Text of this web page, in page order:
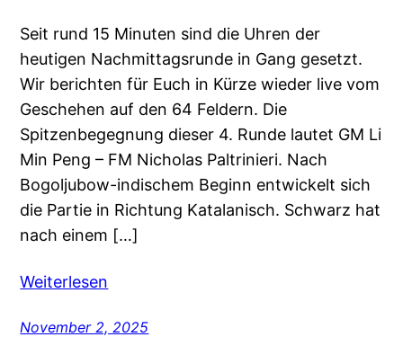
Seit rund 15 Minuten sind die Uhren der
heutigen Nachmittagsrunde in Gang gesetzt.
Wir berichten für Euch in Kürze wieder live vom
Geschehen auf den 64 Feldern. Die
Spitzenbegegnung dieser 4. Runde lautet GM Li
Min Peng – FM Nicholas Paltrinieri. Nach
Bogoljubow-indischem Beginn entwickelt sich
die Partie in Richtung Katalanisch. Schwarz hat
nach einem […]
Weiterlesen
November 2, 2025